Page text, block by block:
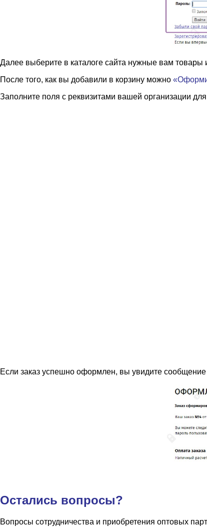
Далее выберите в каталоге сайта нужные вам товары
После того, как вы добавили в корзину можно
Заполните поля с реквизитами вашей организации
Если заказ успешно оформлен, вы увидите сообщение
Остались вопросы?
Вопросы сотрудничества и приобретения оптовых